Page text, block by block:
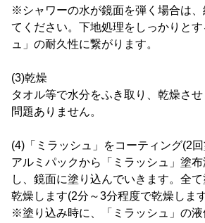
※シャワーの水が鏡面を弾く場合は、
てください。下地処理をしっかりと
ュ」の耐久性に繋がります。
(3)乾燥
タオル等で水分をふき取り、乾燥さ
問題ありません。
(4)「ミラッシュ」をコーティング(2
アルミパックから「ミラッシュ」塗
し、鏡面に塗り込んでいきます。全
乾燥します(2分～3分程度で乾燥しま
※塗り込み時に、「ミラッシュ」の